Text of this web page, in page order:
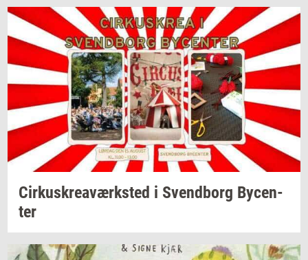
Cir­kuskrea­værk­sted i Svend­borg By­cen­
ter